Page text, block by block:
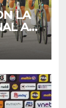
LA
A